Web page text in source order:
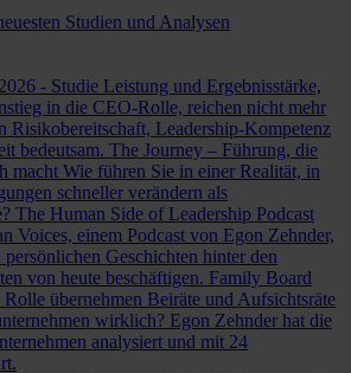
Studien und Analysen
- Studie Leistung und Ergebnisstärke,
in die CEO-Rolle, reichen nicht mehr
Risikobereitschaft, Leadership-Kompetenz
bedeutsam. The Journey – Führung, die
macht Wie führen Sie in einer Realität, in
schneller verändern als
The Human Side of Leadership Podcast
Voices, einem Podcast von Egon Zehnder,
Geschichten hinter den
von heute beschäftigen. Family Board
Rolle übernehmen Beiräte und Aufsichtsräte
wirklich? Egon Zehnder hat die
analysiert und mit 24